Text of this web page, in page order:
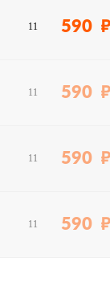
11 590
11 590
11 590
11 590